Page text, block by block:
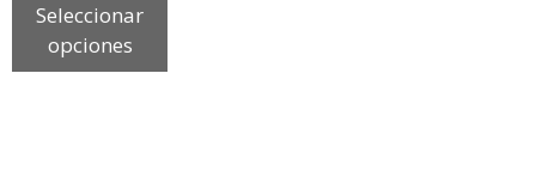
Seleccionar
opciones